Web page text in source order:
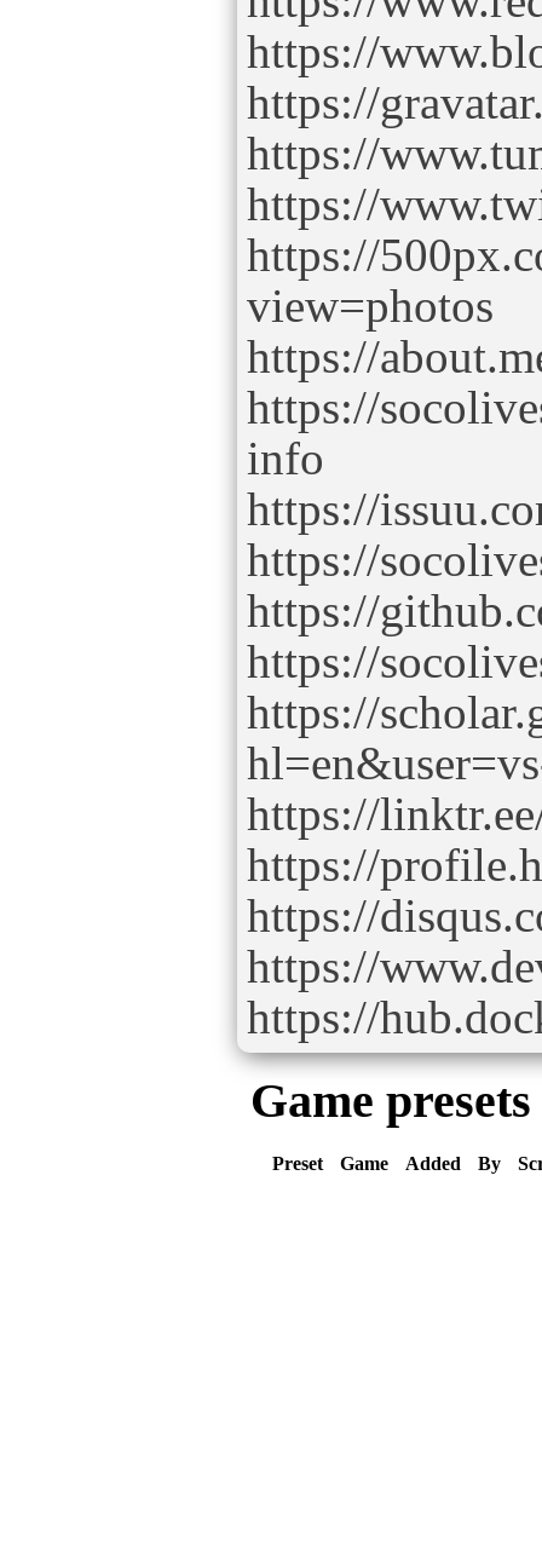
https://
https://
https://
https://
https://
view=photos
https://
https://
info
https://
https://
https://
https://
https://
https://
https://
https://
https://
https://
Game presets
Preset Game Added By